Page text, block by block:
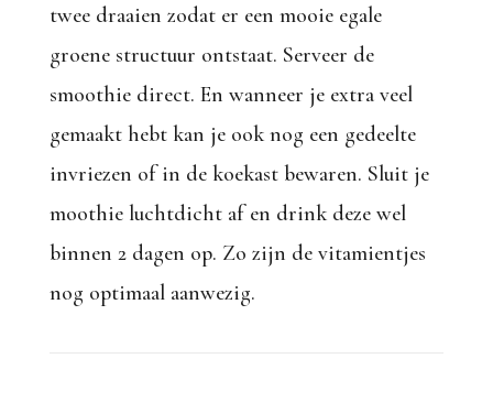
twee draaien zodat er een mooie egale
groene structuur ontstaat. Serveer de
smoothie direct. En wanneer je extra veel
gemaakt hebt kan je ook nog een gedeelte
invriezen of in de koekast bewaren. Sluit je
moothie luchtdicht af en drink deze wel
binnen 2 dagen op. Zo zijn de vitamientjes
nog optimaal aanwezig.